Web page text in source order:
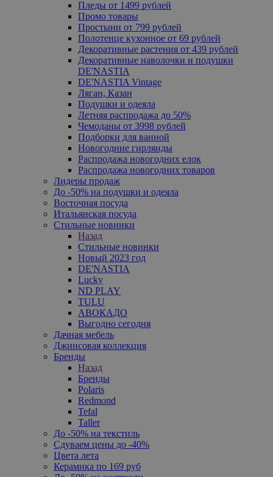
Пледы от 1499 рублей
Промо товары
Простыни от 799 рублей
Полотенце кухонное от 69 рублей
Декоративные растения от 439 рублей
Декоративные наволочки и подушки
DE'NASTIA
DE'NASTIA Vintage
Ляган, Казан
Подушки и одеяла
Летняя распродажа до 50%
Чемоданы от 3998 рублей
Подборки для ванной
Новогодние гирлянды
Распродажа новогодних елок
Распродажа новогодних товаров
Лидеры продаж
До -50% на подушки и одеяла
Восточная посуда
Итальянская посуда
Стильные новинки
Назад
Стильные новинки
Новый 2023 год
DE'NASTIA
Lucky
ND PLAY
TULU
АВОКАДО
Выгодно сегодня
Дачная мебель
Джинсовая коллекция
Бренды
Назад
Бренды
Polaris
Redmond
Tefal
Taller
До -50% на текстиль
Сдуваем цены до -40%
Цвета лета
Керамика по 169 руб